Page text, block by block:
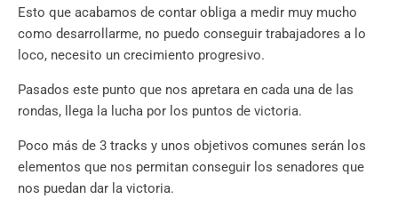
Esto que acabamos de contar obliga a medir muy mucho
como desarrollarme, no puedo conseguir trabajadores a lo
loco, necesito un crecimiento progresivo.
Pasados este punto que nos apretara en cada una de las
rondas, llega la lucha por los puntos de victoria.
Poco más de 3 tracks y unos objetivos comunes serán los
elementos que nos permitan conseguir los senadores que
nos puedan dar la victoria.